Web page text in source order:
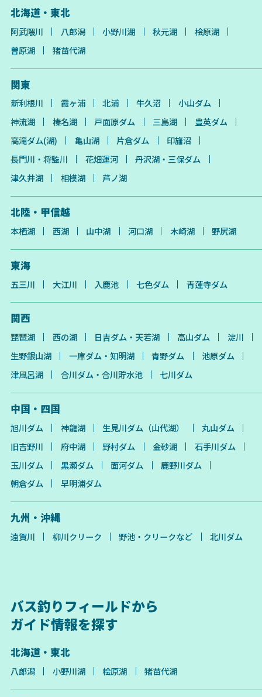
北海道・東北
阿武隈川 八郎潟 小野川湖 秋元湖
桧原湖
曽原湖
猪苗代湖
関東
新利根川 霞ヶ浦 北浦 牛久沼
小山ダム
神流湖
榛名湖 戸面原ダム 三島湖
豊英ダム
高滝ダム(湖)
亀山湖 片倉ダム
印旛沼
長門川・将監川
花畑運河
丹沢湖・三保ダム
津久井湖
相模湖 芦ノ湖
北陸・甲信越
本栖湖 西湖 山中湖 河口湖 木崎湖 野尻湖
東海
五三川 大江川 入鹿池 七色ダム 青蓮寺ダム
関西
琵琶湖 西の湖 日吉ダム・天若湖 高山ダム
淀川
生野銀山湖
一庫ダム・知明湖 青野ダム
池原ダム
津風呂湖
合川ダム・合川貯水池 七川ダム
中国・四国
旭川ダム 神龍湖 生見川ダム（山代湖）
丸山ダム
旧吉野川
府中湖 野村ダム 金砂湖
石手川ダム
玉川ダム
黒瀬ダム 面河ダム
鹿野川ダム
朝倉ダム
早明浦ダム
九州・沖縄
遠賀川 柳川クリーク 野池・クリークなど 北川ダム
バス釣りフィールドから
ガイド情報を探す
北海道・東北
八郎潟 小野川湖 桧原湖 猪苗代湖